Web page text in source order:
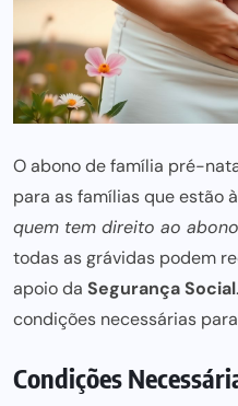
Oabono de família pré-
para as famílias que estão
quem tem direito ao
todas as grávidas podem
apoio da Segurança Social
condições necessárias para
Condições